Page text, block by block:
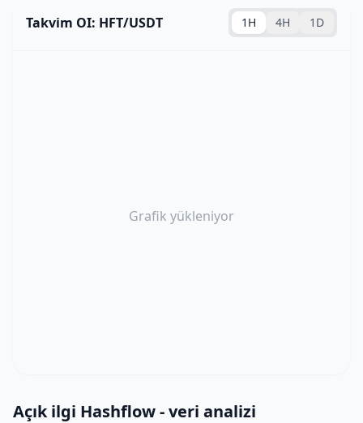
Takvim OI: HFT/USDT 1H 4H 1D
Grafik yükleniyor
Açık ilgi Hashflow - veri analizi